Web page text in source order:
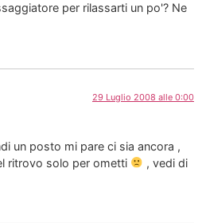
per rilassarti un po'? Ne
29 Luglio 2008 alle 0:00
un posto mi pare ci sia ancora ,
ritrovo solo per ometti
, vedi di